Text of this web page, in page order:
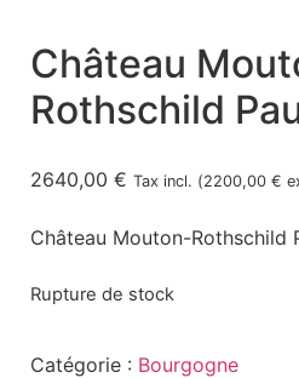
Château
Rothschild
2640,00 € Tax incl. (2200,00 €
Château Mouton-Rothschild
Rupture de stock
Catégorie : Bourgogne